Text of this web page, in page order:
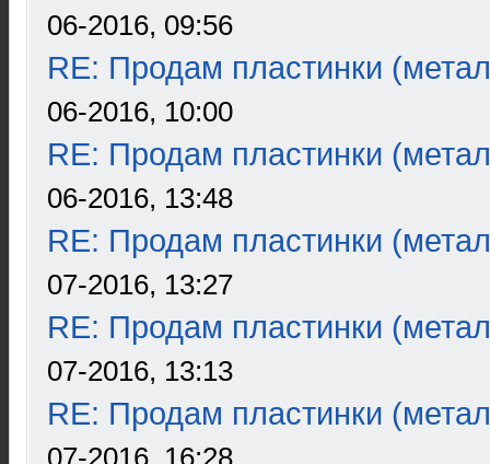
06-2016, 09:56
RE: Продам пластинки
06-2016, 10:00
RE: Продам пластинки
06-2016, 13:48
RE: Продам пластинки
07-2016, 13:27
RE: Продам пластинки
07-2016, 13:13
RE: Продам пластинки
07-2016, 16:28